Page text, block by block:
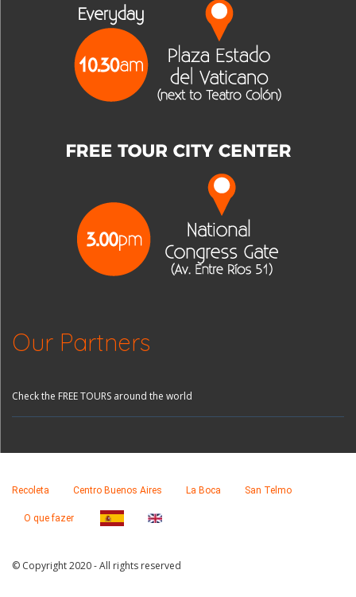
Our Partners
Check the FREE TOURS around the world
Recoleta Centro Buenos Aires La Boca San Telmo
O que fazer
© Copyright 2020 - All rights reserved